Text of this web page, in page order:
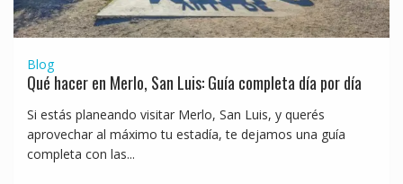
Blog
Qué hacer en Merlo, San Luis: Guía completa día por día
Si estás planeando visitar Merlo, San Luis, y querés
aprovechar al máximo tu estadía, te dejamos una guía
completa con las...